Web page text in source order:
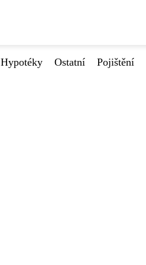
Hypotéky Ostatní Pojištění